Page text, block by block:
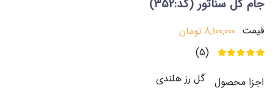
جام گل سناتور(کد:352)
قیمت: 8,100,000 تومان
(5)
اجزا محصول
گل رز هلندی